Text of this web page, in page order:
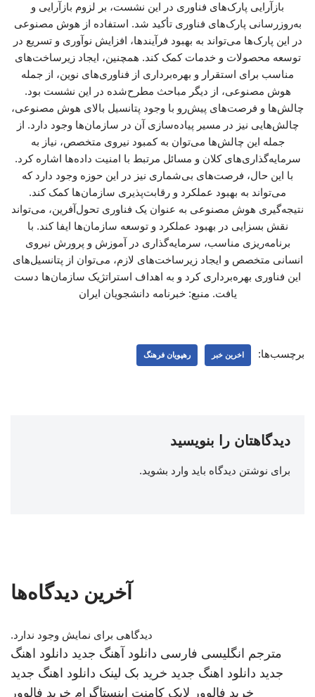
بازآرایی پارک‌های فناوری در این نشست، بر لزوم بازآرایی و
به‌روزرسانی پارک‌های فناوری تأکید شد. استفاده از هوش مصنوعی
در این پارک‌ها می‌تواند به بهبود فرآیندها، افزایش نوآوری و تسریع در
توسعه محصولات و خدمات کمک کند. همچنین، ایجاد زیرساخت‌های
مناسب برای استقرار و بهره‌برداری از فناوری‌های نوین، از جمله
هوش مصنوعی، از دیگر مباحث مطرح‌شده در این نشست بود.
چالش‌ها و فرصت‌های پیش‌رو با وجود پتانسیل بالای هوش مصنوعی،
چالش‌هایی نیز در مسیر پیاده‌سازی آن در سازمان‌ها وجود دارد. از
جمله این چالش‌ها می‌توان به کمبود نیروی متخصص، نیاز به
سرمایه‌گذاری‌های کلان و مسائل مرتبط با امنیت داده‌ها اشاره کرد.
با این حال، فرصت‌های بی‌شماری نیز در این حوزه وجود دارد که
می‌تواند به بهبود عملکرد و رقابت‌پذیری سازمان‌ها کمک کند.
نتیجه‌گیری هوش مصنوعی به عنوان یک فناوری تحول‌آفرین، می‌تواند
نقش بسزایی در بهبود عملکرد و توسعه سازمان‌ها ایفا کند. با
برنامه‌ریزی مناسب، سرمایه‌گذاری در آموزش و پرورش نیروی
انسانی متخصص و ایجاد زیرساخت‌های لازم، می‌توان از پتانسیل‌های
این فناوری بهره‌برداری کرد و به اهداف استراتژیک سازمان‌ها دست
یافت. منبع: خبرنامه دانشجویان ایران
برچسب‌ها: اخرین خبر رهپویان فرهنگ
دیدگاهتان را بنویسید
برای نوشتن دیدگاه باید وارد بشوید.
آخرین دیدگاه‌ها
دیدگاهی برای نمایش وجود ندارد.
مترجم انگلیسی فارسی دانلود آهنگ جدید دانلود اهنگ
جدید دانلود اهنگ جدید خرید بک لینک دانلود اهنگ جدید
خرید فالوور لایک کامنت اینستاگرام خرید فالوور